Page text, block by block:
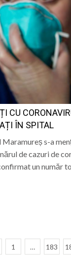
CU
ÎN SPITAL
s-a
de cazuri de
un număr
1 … 183